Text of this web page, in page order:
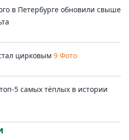
в Петербурге обновили свыше
цирковым 9 Фото
5 самых тёплых в истории